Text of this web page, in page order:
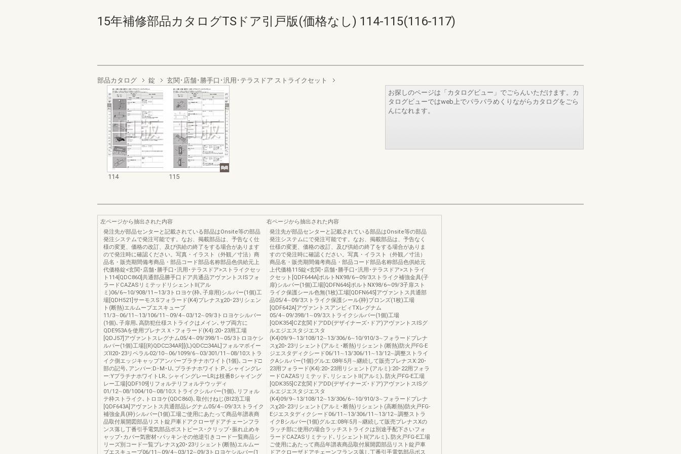
15年補修部品カタログTSドア引戸版(価格なし) 114-115(116-117)
部品カタログ 錠 玄関･店舗･勝手口･汎用･テラスドア ストライクセット
114 115
お探しのページは「カタログビュー」でごらんいただけます。カ
タログビューではweb上でパラパラめくりながらカタログをごら
んになれます。
左ページから抽出された内容
発注先が部品センターと記載されている部品はOnsite等の部品
発注システムで発注可能です。なお、掲載部品は、予告なく仕
様の変更、価格の改訂、及び供給の終了をする場合があります
ので発注時に確認ください。写真・イラスト（外観／寸法）商
品名・販売期間備考商品・部品コード部品名称部品色供給元上
代価格錠<玄関･店舗･勝手口･汎用･テラスドア>ストライクセッ
ト114[QDC860]共通部品勝手口ドア共通品アヴァントスISフォ
ラードCAZASリミテッドリシェントⅡ(アル
ミ)06/6∼10/908/11∼13/3トロヨケ(枠､子扉用)シルバー(1個)工
場[QDH521]サーモスSフォラード(K4)プレナスχ20･23リシェン
ト(断熱)エルムーブエスキューブ
11/3∼06/11∼13/106/11∼09/4∼03/12∼09/3トロヨケシルバー
(1個)､子扉用､高防犯仕様ストライクはメイン､サブ両方に
QDE953Aを使用プレナスＸ･フォラード(K4):20･23用工場
[QDJ57]アヴァントスレグナム05/4∼09/398/1∼05/3トロヨケシ
ルバー(1個)工場[(R)QDC□34AR][(L)QDC□34AL]フォルマボイー
ズⅡ20･23リペラル02/10∼06/1099/6∼03/301/11∼08/10ストラ
イク側エッジキャップアンバープラチナホワイト(1個)､コード□
部の記号､アンバー:D･M･U､プラチナホワイト:P､シャイングレ
ー:YプラチナホワイトLR､シャイングレーLRは枝番Bシャイング
レー工場[QDF109]リフォルテリフォルテウッディ
01/12∼08/1004/10∼08/10ストライクシルバー(1個)､リフォル
テ枠ストライク､トロヨケ(QDC860)､取付けねじ(BI23)工場
[QDF643A]アヴァントス共通部品レグナム05/4∼09/3ストライク
補強金具(枠)シルバー(1個)工場ご使用にあたって商品年譜表商
品取付展開図部品リスト錠戸車ドアクローザドアチェーンフラ
ンス落し丁番引手電気部品ポストピース･クリップ･振れ止めキ
ャップ･カバー気密材･パッキンその他逆引きコード一覧商品シ
リーズ別コード一覧プレナスχ20･23リシェント(断熱)エルムー
ブエスキューブ06/11∼09/4∼03/12∼09/3トロヨケシルバー(1
右ページから抽出された内容
発注先が部品センターと記載されている部品はOnsite等の部品
発注システムにで発注可能です。なお、掲載部品は、予告なく
仕様の変更、価格の改訂、及び供給の終了をする場合がありま
すので発注時に確認ください。写真・イラスト（外観／寸法）
商品名・販売期間備考商品・部品コード部品名称部品色供給元
上代価格115錠<玄関･店舗･勝手口･汎用･テラスドア>ストライ
クセット[QDF644A]ポルトNX98/6∼09/3ストライク補強金具(子
扉)シルバー(1個)工場[QDFN646]ポルトNX98/6∼09/3子扉スト
ライク保護シール色無(1枚)工場[QDFN645]アヴァントス共通部
品05/4∼09/3ストライク保護シール(枠)ブロンズ(1枚)工場
[QDF642A]アヴァントスアンビィTXレグナム
05/4∼09/398/1∼09/3ストライクシルバー(1個)工場
[QDK354]CZ玄関ドアDD(デザイナーズ･ドア)アヴァントスISグ
ルエジエスタジエスタ
(K4)09/9∼13/108/12∼13/306/6∼10/910/3∼フォラードプレナ
スχ20･23リシェント(アルミ･断熱)リシェント(断熱)防火戸FG-E
ジエスタディクシード06/11∼13/306/11∼13/12∼調整ストライ
クAシルバー(1個)グルエ:08年5月∼継続して販売プレナスX:20･
23用フォラード(K4):20･23用リシェント(アルミ):20･22用フォラ
ードCAZASリミテッド､リシェントⅡ(アルミ)､防火戸FG-E工場
[QDK355]CZ玄関ドアDD(デザイナーズ･ドア)アヴァントスISグ
ルエジエスタジエスタ
(K4)09/9∼13/108/12∼13/306/6∼10/910/3∼フォラードプレナ
スχ20･23リシェント(アルミ･断熱)リシェント(高断熱)防火戸FG-
Eジエスタディクシード06/11∼13/306/11∼13/12∼調整ストラ
イクBシルバー(1個)グルエ:08年5月∼継続して販売プレナスXの
ラッチ部に使用の場合ラッチストライクは別途手配下さいフォ
ラードCAZASリミテッド､リシェントⅡ(アルミ)､防火戸FG-E工場
ご使用にあたって商品年譜表商品取付展開図部品リスト錠戸車
ドアクローザドアチェーンフランス落し丁番引手電気部品ポス